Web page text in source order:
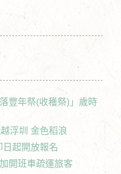
豐年祭(收穫祭)」歲時
浮圳 金色稻浪
起開放報名
開班車疏運旅客